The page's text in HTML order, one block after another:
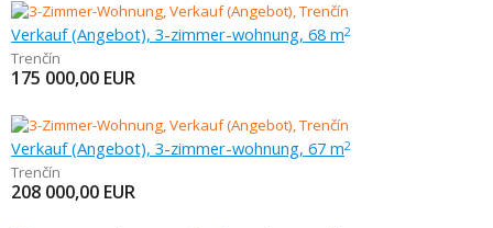
Verkauf (Angebot), 3-zimmer-wohnung, 68 m2
Trenčín
175 000,00 EUR
Verkauf (Angebot), 3-zimmer-wohnung, 67 m2
Trenčín
208 000,00 EUR